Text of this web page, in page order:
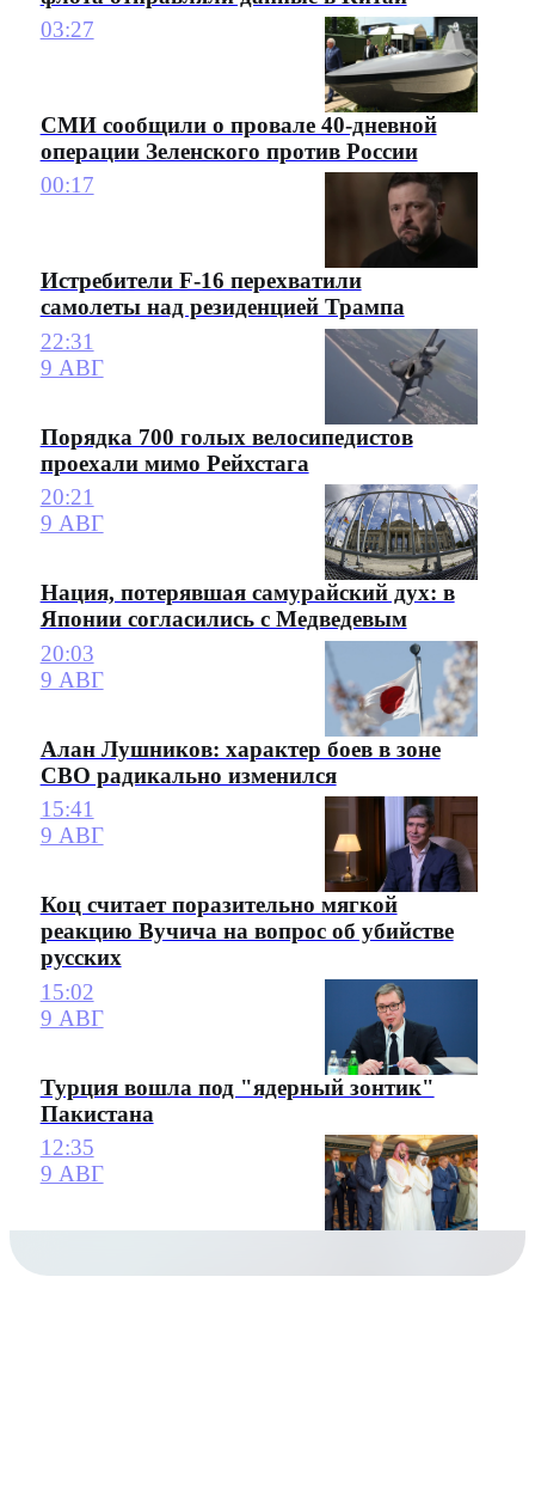
03:27
СМИ сообщили о провале 40-дневной
операции Зеленского против России
00:17
Истребители F-16 перехватили
самолеты над резиденцией Трампа
22:31
9 АВГ
Порядка 700 голых велосипедистов
проехали мимо Рейхстага
20:21
9 АВГ
Нация, потерявшая самурайский дух: в
Японии согласились с Медведевым
20:03
9 АВГ
Алан Лушников: характер боев в зоне
СВО радикально изменился
15:41
9 АВГ
Коц считает поразительно мягкой
реакцию Вучича на вопрос об убийстве
русских
15:02
9 АВГ
Турция вошла под "ядерный зонтик"
Пакистана
12:35
9 АВГ